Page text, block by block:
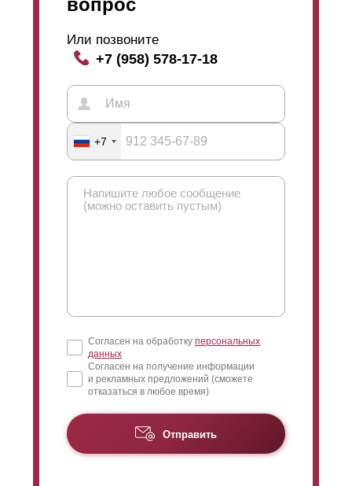
вопрос
Или позвоните
+7 (958) 578-17-18
+7
Согласен на обработку персональных
данных
Согласен на получение информации
и рекламных предложений (сможете
отказаться в любое время)
Отправить